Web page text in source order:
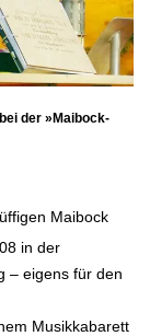
der »Maibock-
Maibock
in der
– eigens für den
Musikkabarett